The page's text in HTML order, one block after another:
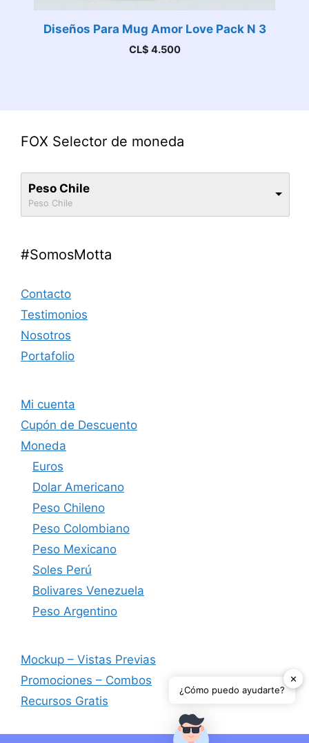
Diseños Para Mug Amor Love Pack N 3
CL$ 4.500
FOX Selector de moneda
Peso Chile
Peso Chile
#SomosMotta
Contacto
Testimonios
Nosotros
Portafolio
Mi cuenta
Cupón de Descuento
Moneda
Euros
Dolar Americano
Peso Chileno
Peso Colombiano
Peso Mexicano
Soles Perú
Bolivares Venezuela
Peso Argentino
Mockup – Vistas Previas
Promociones – Combos
Recursos Gratis
✕
¿Cómo puedo ayudarte?